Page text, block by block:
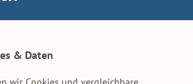
& Daten